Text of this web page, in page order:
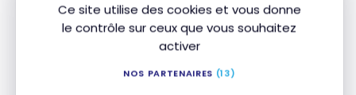
Ce site utilise des cookies et vous donne
le contrôle sur ceux que vous souhaitez
activer
NOS PARTENAIRES (13)